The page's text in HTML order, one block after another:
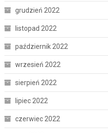
grudzień 2022
listopad 2022
październik 2022
wrzesień 2022
sierpień 2022
lipiec 2022
czerwiec 2022